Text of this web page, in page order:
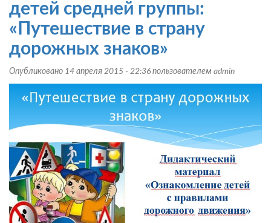
детей средней группы:
«Путешествие в страну
дорожных знаков»
Опубликовано 14 апреля 2015 - 22:36 пользователем admin